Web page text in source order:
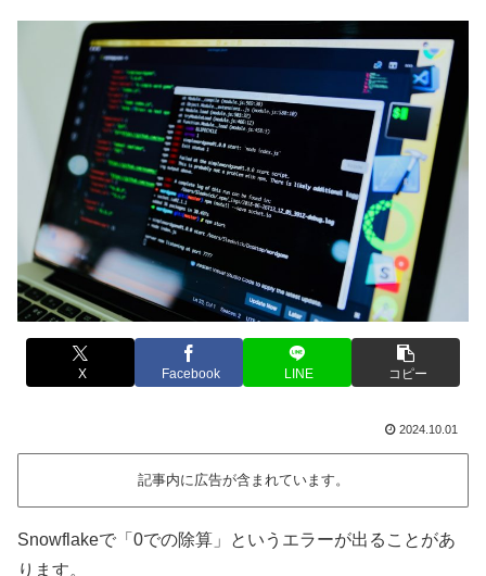
X Facebook LINE コピー
2024.10.01
記事内に広告が含まれています。
Snowflakeで「0での除算」というエラーが出ることがあ
ります。